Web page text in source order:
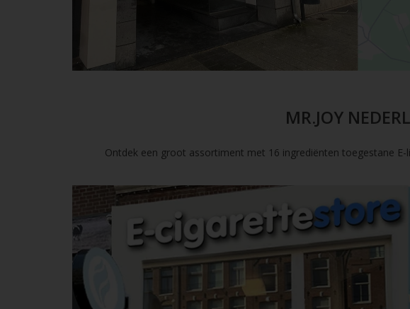
MR.JOY
Ontdek een groot assortiment met 16 ingrediënten toegestane